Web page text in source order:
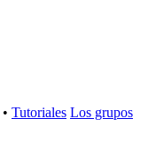
• Tutoriales Los grupos